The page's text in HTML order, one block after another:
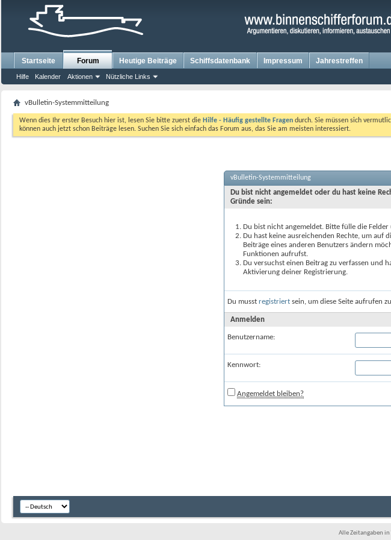
Startseite Forum
Hilfe Kalender Aktionen Nützliche Links
Heutige Beiträge Schiffsdatenbank Impressum Jahrestreffen
vBulletin-Systemmitteilung
Wenn dies Ihr erster Besuch hier ist, lesen Sie bitte zuerst die Hilfe - Häufig gestellte Fragen durch. Sie müssen sich
können auch jetzt schon Beiträge lesen. Suchen Sie sich einfach das Forum aus, das Sie am meisten interessiert.
vBulletin-Systemmitteilung
Du bist nicht angemeldet oder du hast keine
Gründe sein:
Du bist nicht angemeldet. Bitte fülle die
Du hast keine ausreichenden Rechte, um auf
Beiträge eines anderen Benutzers ändern
Funktionen aufrufst.
Du versuchst einen Beitrag zu verfassen und
Aktivierung deiner Registrierung.
Du musst registriert sein, um diese Seite aufrufen
Anmelden
Benutzername:
Kennwort:
Angemeldet bleiben?
Alle Zeitangaben in